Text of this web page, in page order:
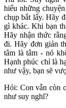
hiểu những
chụp bắt lấy. Hãy
gì khác. Khi bạn
Hãy nhận thức
đi. Hãy đơn giản
tâm là tâm - nó
Hạnh phúc chỉ là
như vậy, bạn sẽ
Hỏi: Con vẫn còn
như suy nghĩ?